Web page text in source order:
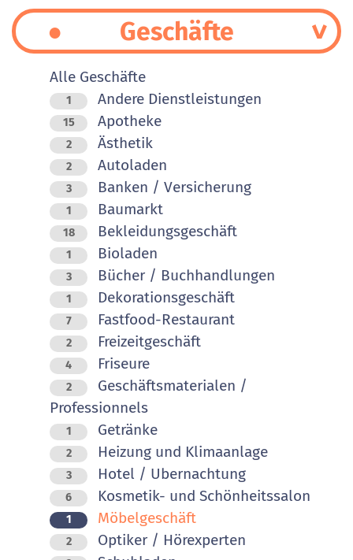
Geschäfte
Alle Geschäfte
1 Andere Dienstleistungen
15 Apotheke
2 Ästhetik
2 Autoladen
3 Banken / Versicherung
1 Baumarkt
18 Bekleidungsgeschäft
1 Bioladen
3 Bücher / Buchhandlungen
1 Dekorationsgeschäft
7 Fastfood-Restaurant
2 Freizeitgeschäft
4 Friseure
2
Geschäftsmaterialen /
Professionnels
1 Getränke
2 Heizung und Klimaanlage
3 Hotel / Ubernachtung
6 Kosmetik- und Schönheitssalon
1 Möbelgeschäft
2 Optiker / Hörexperten